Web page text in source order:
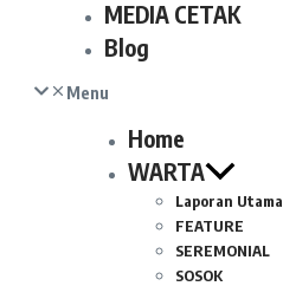
MEDIA CETAK
Blog
Menu
Home
WARTA
Laporan Utama
FEATURE
SEREMONIAL
SOSOK